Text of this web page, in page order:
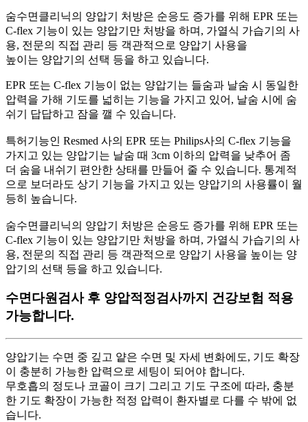
숨수면클리닉의 양압기 처방은 순응도 증가를 위해 EPR 또는
C-flex 기능이 있는 양압기만 처방을 하며, 가열식 가습기의 사
용, 전문의 직접 관리 등 객관적으로 양압기 사용을
높이는 양압기의 선택 등을 하고 있습니다.
EPR 또는 C-flex 기능이 없는 양압기는 들숨과 날숨 시 동일한
압력을 가해 기도를 넓히는 기능을 가지고 있어, 날숨 시에 숨
쉬기 답답하고 잠을 깰 수 있습니다.
특허기능인 Resmed 사의 EPR 또는 Philips사의 C-flex 기능을
가지고 있는 양압기는 날숨 때 3cm 이하의 압력을 낮추어 좀
더 숨을 내쉬기 편안한 상태를 만들어 줄 수 있습니다. 통계적
으로 보더라도 상기 기능을 가지고 있는 양압기의 사용률이 월
등히 높습니다.
숨수면클리닉의 양압기 처방은 순응도 증가를 위해 EPR 또는
C-flex 기능이 있는 양압기만 처방을 하며, 가열식 가습기의 사
용, 전문의 직접 관리 등 객관적으로 양압기 사용을 높이는 양
압기의 선택 등을 하고 있습니다.
수면다원검사 후 양압적정검사까지 건강보험 적용
가능합니다.
양압기는 수면 중 깊고 얕은 수면 및 자세 변화에도, 기도 확장
이 충분히 가능한 압력으로 세팅이 되어야 합니다.
무호흡의 정도나 코골이 크기 그리고 기도 구조에 따라, 충분
한 기도 확장이 가능한 적정 압력이 환자별로 다를 수 밖에 없
습니다.